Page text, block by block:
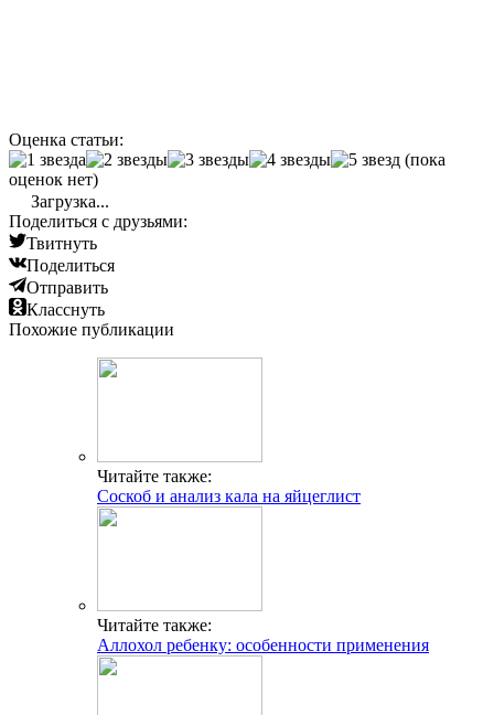
Оценка статьи:
(пока
оценок нет)
Загрузка...
Поделиться с друзьями:
Твитнуть
Поделиться
Отправить
Класснуть
Похожие публикации
Читайте также:
Соскоб и анализ кала на яйцеглист
Читайте также:
Аллохол ребенку: особенности применения